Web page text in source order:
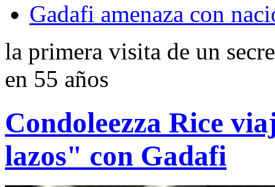
Gadafi amenaza con
la primera visita de un
en 55 años
Condoleezza Rice
lazos" con Gadafi